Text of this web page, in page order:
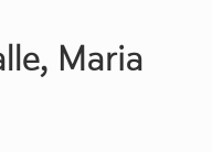
Maria